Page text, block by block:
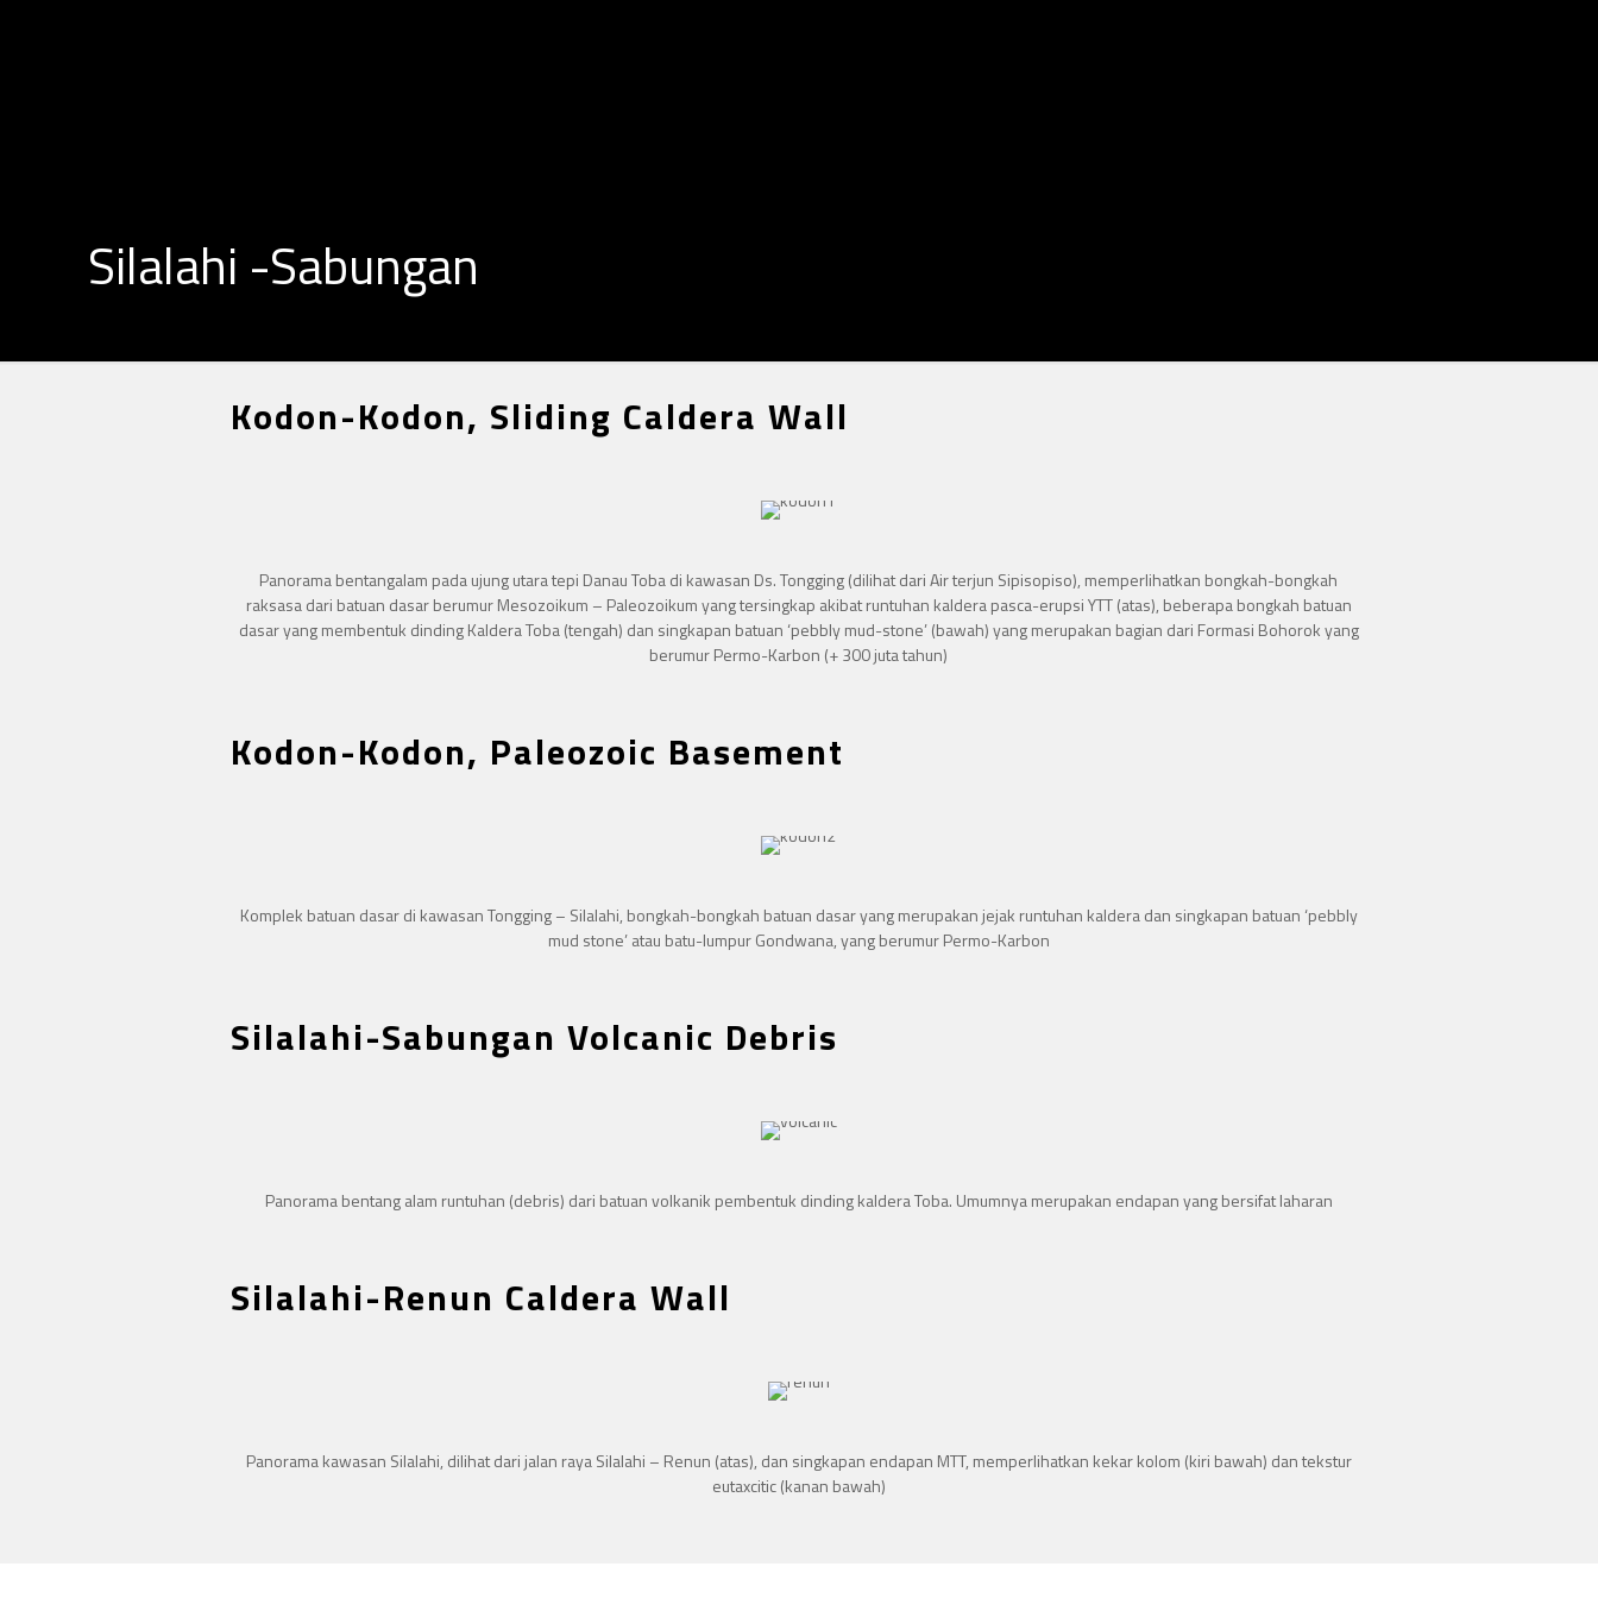
Silalahi -Sabungan
Kodon-Kodon, Sliding Caldera Wall
Panorama bentangalam pada ujung utara tepi Danau Toba di kawasan Ds. Tongging (dilihat dari Air terjun Sipisopiso), memperlihatkan bongkah-bongkah
raksasa dari batuan dasar berumur Mesozoikum – Paleozoikum yang tersingkap akibat runtuhan kaldera pasca-erupsi YTT (atas), beberapa bongkah batuan
dasar yang membentuk dinding Kaldera Toba (tengah) dan singkapan batuan ‘pebbly mud-stone’ (bawah) yang merupakan bagian dari Formasi Bohorok yang
berumur Permo-Karbon (+ 300 juta tahun)
Kodon-Kodon, Paleozoic Basement
Komplek batuan dasar di kawasan Tongging – Silalahi, bongkah-bongkah batuan dasar yang merupakan jejak runtuhan kaldera dan singkapan batuan ‘pebbly
mud stone’ atau batu-lumpur Gondwana, yang berumur Permo-Karbon
Silalahi-Sabungan Volcanic Debris
Panorama bentang alam runtuhan (debris) dari batuan volkanik pembentuk dinding kaldera Toba. Umumnya merupakan endapan yang bersifat laharan
Silalahi-Renun Caldera Wall
Panorama kawasan Silalahi, dilihat dari jalan raya Silalahi – Renun (atas), dan singkapan endapan MTT, memperlihatkan kekar kolom (kiri bawah) dan tekstur
eutaxcitic (kanan bawah)